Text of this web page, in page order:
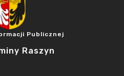
Publicznej
Raszyn